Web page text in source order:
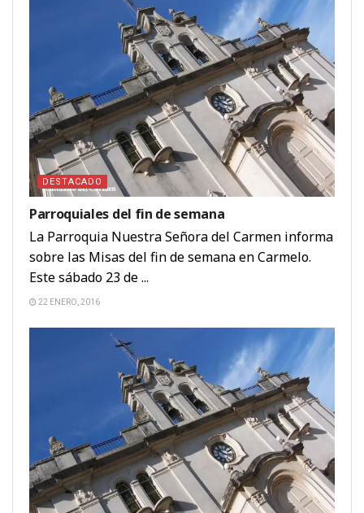
DESTACADO
Parroquiales del fin de semana
La Parroquia Nuestra Señora del Carmen informa
sobre las Misas del fin de semana en Carmelo.
Este sábado 23 de ...
22 ENERO, 2016